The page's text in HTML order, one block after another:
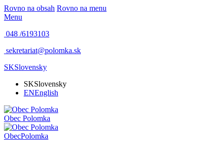
Rovno na obsah Rovno na menu
Menu
048 /6193103
sekretariat@polomka.sk
SKSlovensky
SKSlovensky
ENEnglish
Obec Polomka
ObecPolomka